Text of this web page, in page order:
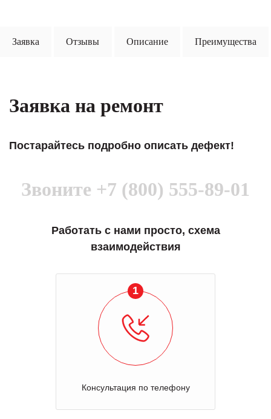
Заявка Отзывы Описание Преимущества
Заявка на ремонт
Постарайтесь подробно описать дефект!
Звоните +7 (800) 555-89-01
Работать с нами просто, схема
взаимодействия
1
Консультация по телефону